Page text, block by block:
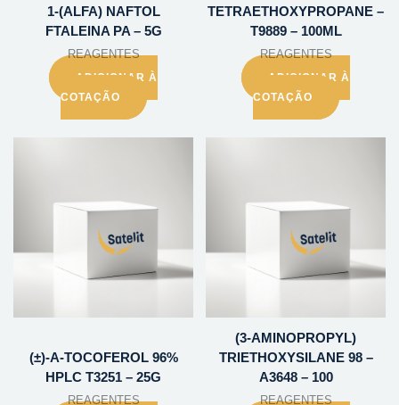
1-(ALFA) NAFTOL
FTALEINA PA – 5G
REAGENTES
ADICIONAR À
COTAÇÃO
TETRAETHOXYPROPANE –
T9889 – 100ML
REAGENTES
ADICIONAR À
COTAÇÃO
(±)-A-TOCOFEROL 96%
HPLC T3251 – 25G
REAGENTES
(3-AMINOPROPYL)
TRIETHOXYSILANE 98 –
A3648 – 100
REAGENTES